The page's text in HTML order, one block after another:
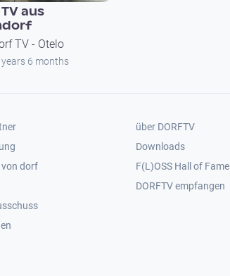
aus
TV - Otelo
years 6 months
von dorf
Footer 3
über DORFTV
Downloads
F(L)OSS Hall of Fame
Footer 4
DORFTV empfangen